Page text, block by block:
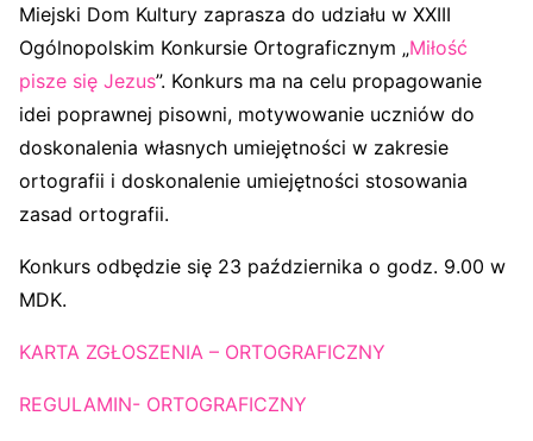
Miejski Dom Kultury zaprasza do udziału w XXIII
Ogólnopolskim Konkursie Ortograficznym „Miłość
pisze się Jezus”. Konkurs ma na celu propagowanie
idei poprawnej pisowni, motywowanie uczniów do
doskonalenia własnych umiejętności w zakresie
ortografii i doskonalenie umiejętności stosowania
zasad ortografii.
Konkurs odbędzie się 23 października o godz. 9.00 w
MDK.
KARTA ZGŁOSZENIA – ORTOGRAFICZNY
REGULAMIN- ORTOGRAFICZNY